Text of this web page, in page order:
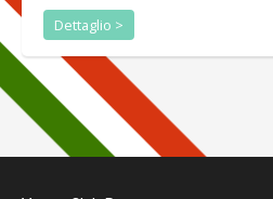
Dettaglio >